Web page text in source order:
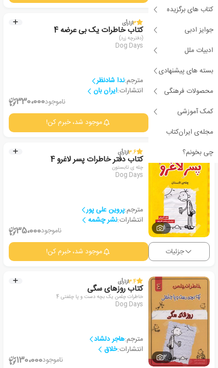
کتاب های برگزیده
جوایز ادبی
ادبیات ملل
بسته های پیشنهادی
محصولات فرهنگی
کمک آموزشی
مجله‌ی ایران‌کتاب
چی بخونم؟
2
3از1رأی
کتاب خاطرات یک بی عرضه 4
(دفترچه زرد)
Dog Days
مترجم:ندا شادنظر
انتشارات:ایران بان
ناموجود330،000
موجود شد، خبرم کن!
1
3.6از1رأی
کتاب دفتر خاطرات پسر لاغرو 4
چله ی تابستون
Dog Days
مترجم:پروین علی پور
انتشارات:نشر چشمه
ناموجود35،000
جزئیات موجود شد، خبرم کن!
2
3.4از1رأی
کتاب روزهای سگی
خاطرات چلمن یک بچه دست و پا چلفتی 4
Dog Days
مترجم:هاجر دلشاد
انتشارات:خلاق
ناموجود130،000